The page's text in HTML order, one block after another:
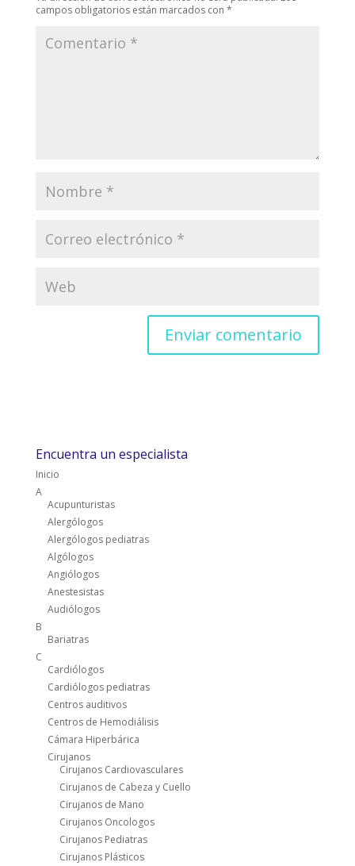
campos obligatorios están marcados con *
Encuentra un especialista
Inicio
A
Acupunturistas
Alergólogos
Alergólogos pediatras
Algólogos
Angiólogos
Anestesistas
Audiólogos
B
Bariatras
C
Cardiólogos
Cardiólogos pediatras
Centros auditivos
Centros de Hemodiálisis
Cámara Hiperbárica
Cirujanos
Cirujanos Cardiovasculares
Cirujanos de Cabeza y Cuello
Cirujanos de Mano
Cirujanos Oncologos
Cirujanos Pediatras
Cirujanos Plásticos